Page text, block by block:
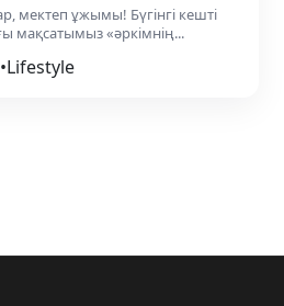
мектеп ұжымы! Бүгінгі кешті
мақсатымыз «әркімнің...
•Lifestyle